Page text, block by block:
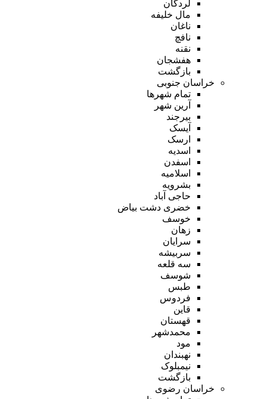
لردگان
مال خلیفه
ناغان
نافچ
نقنه
هفشجان
بازگشت
خراسان جنوبی
تمام شهر‌ها
آرین شهر
بیرجند
آیسک
ارسک
اسدیه
اسفدن
اسلامیه
بشرویه
حاجی آباد
خضری دشت بیاض
خوسف
زهان
سرایان
سربیشه
سه قلعه
شوسف
طبس
فردوس
قاین
قهستان
محمدشهر
مود
نهبندان
نیمبلوک
بازگشت
خراسان رضوی